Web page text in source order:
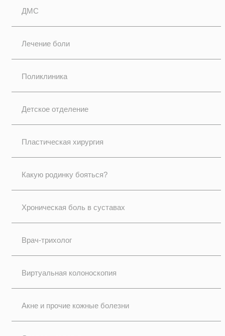
ДМС
Лечение боли
Поликлиника
Детское отделение
Пластическая хирургия
Какую родинку бояться?
Хроническая боль в суставах
Врач-трихолог
Виртуальная колоноскопия
Акне и прочие кожные болезни